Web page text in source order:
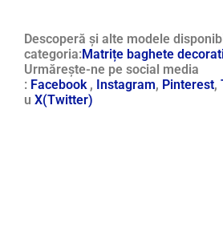
Descoperă și alte modele
categoria:Matrițe baghete
Urmărește-ne pe social media
: Facebook , Instagram, Pinterest,
u X(Twitter)